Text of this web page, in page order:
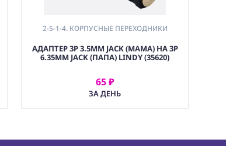
2-5-1-4. КОРПУСНЫЕ ПЕРЕХОДНИКИ
АДАПТЕР 3P 3.5MM JACK (МАМА) НА 3P
6.35MM JACK (ПАПА) LINDY (35620)
65 ₽
ЗА ДЕНЬ
АРЕНДОВАТЬ